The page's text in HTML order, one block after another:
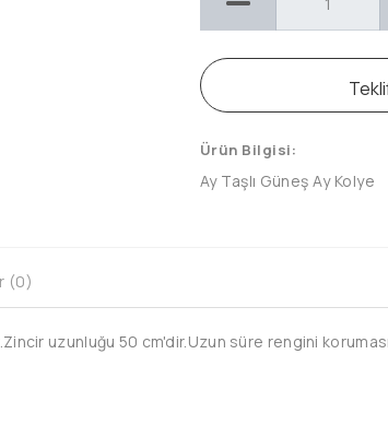
Ürün Bilgisi:
Ay Taşlı Güneş Ay Kolye
(0)
uzunluğu 50 cm'dir.Uzun süre rengini